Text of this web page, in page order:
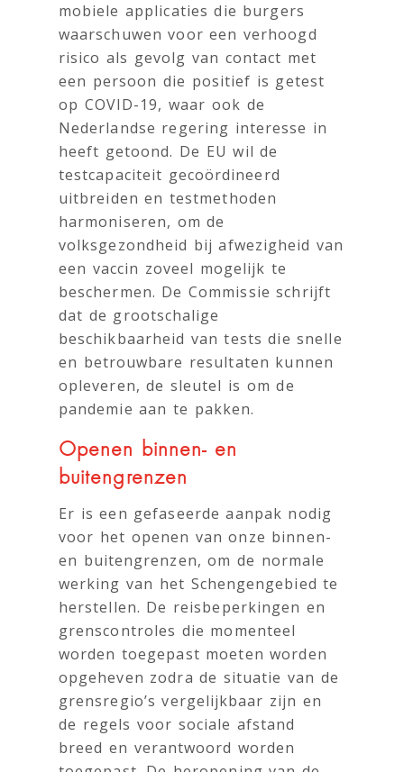
mobiele applicaties die burgers
waarschuwen voor een verhoogd
risico als gevolg van contact met
een persoon die positief is getest
op COVID-19, waar ook de
Nederlandse regering interesse in
heeft getoond. De EU wil de
testcapaciteit gecoördineerd
uitbreiden en testmethoden
harmoniseren, om de
volksgezondheid bij afwezigheid van
een vaccin zoveel mogelijk te
beschermen. De Commissie schrijft
dat de grootschalige
beschikbaarheid van tests die snelle
en betrouwbare resultaten kunnen
opleveren, de sleutel is om de
pandemie aan te pakken.
Openen binnen- en
buitengrenzen
Er is een gefaseerde aanpak nodig
voor het openen van onze binnen-
en buitengrenzen, om de normale
werking van het Schengengebied te
herstellen. De reisbeperkingen en
grenscontroles die momenteel
worden toegepast moeten worden
opgeheven zodra de situatie van de
grensregio’s vergelijkbaar zijn en
de regels voor sociale afstand
breed en verantwoord worden